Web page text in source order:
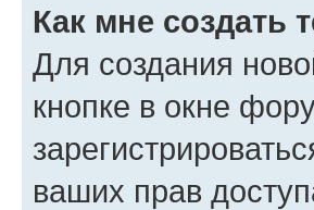
Как мне создать
Для создания
кнопке в окне
ваших прав